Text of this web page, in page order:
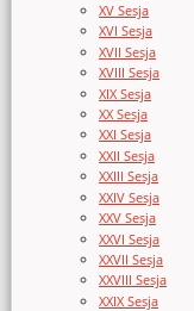
XV Sesja
XVI Sesja
XVII Sesja
XVIII Sesja
XIX Sesja
XX Sesja
XXI Sesja
XXII Sesja
XXIII Sesja
XXIV Sesja
XXV Sesja
XXVI Sesja
XXVII Sesja
XXVIII Sesja
XXIX Sesja